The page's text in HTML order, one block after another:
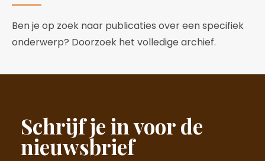
Ben je op zoek naar publicaties over een specifiek
onderwerp? Doorzoek het volledige archief.
Schrijf je in voor de
nieuwsbrief